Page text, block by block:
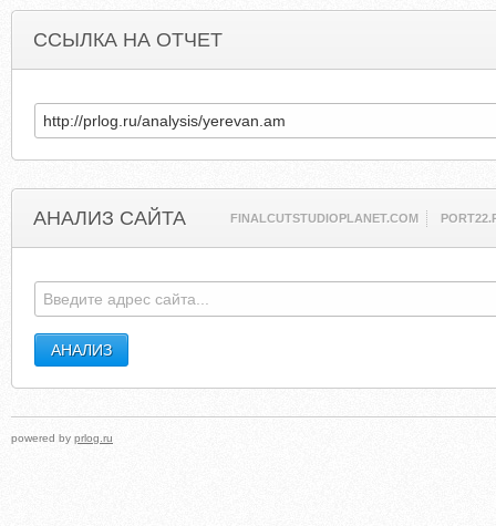
ССЫЛКА НА ОТЧЕТ
АНАЛИЗ САЙТА FINALCUTSTUDIOPLANET.COM
powered by prlog.ru